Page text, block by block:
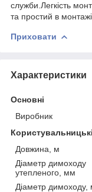
служби.Легкість
та простий в
Приховати
Характеристики
Основні
Виробник
Довжина, м
Діаметр димоходу
утепленого, мм
Діаметр димоходу,